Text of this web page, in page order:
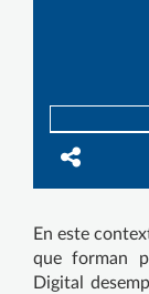
En este
que forman
Digital